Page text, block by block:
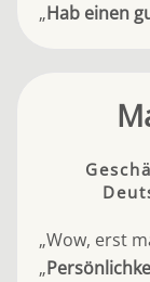
„Hab einen
„Wow, erst
„